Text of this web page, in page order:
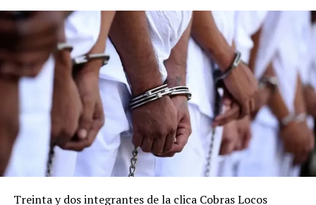
Treinta y dos integrantes de la clica Cobras Locos